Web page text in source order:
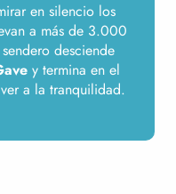
en silencio los
a más de 3.000
desciende
y termina en el
a la tranquilidad.